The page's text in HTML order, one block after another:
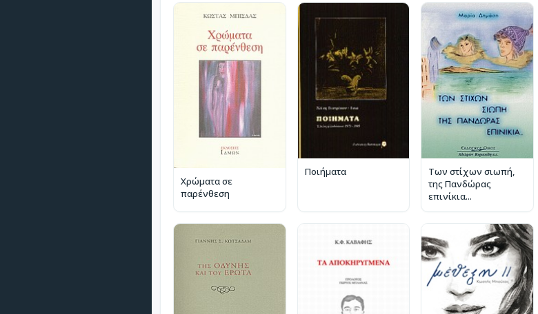
Χρώματα σε
παρένθεση
Ποιήματα
Των στίχων σιωπή,
της Πανδώρας
επινίκια...